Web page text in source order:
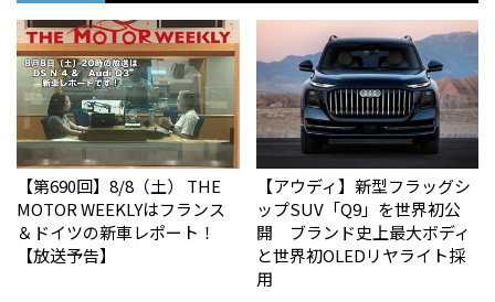
【第690回】8/8（土） THE
MOTOR WEEKLYはフランス
＆ドイツの新車レポート！
【放送予告】
【アウディ】新型フラッグシ
ップSUV「Q9」を世界初公
開 ブランド史上最大ボディ
と世界初OLEDリヤライト採
用